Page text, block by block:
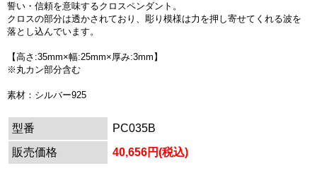
誓い・信頼を意味するクロスペンダント。
クロスの部分は透かされており、彫り模様は力を押し寄せてくれる波を
落とし込んでいます。
【高さ:35mm×幅:25mm×厚み:3mm】
※丸カン部分含む
素材：シルバー925
型番
PC035B
販売価格
40,656円(税込)